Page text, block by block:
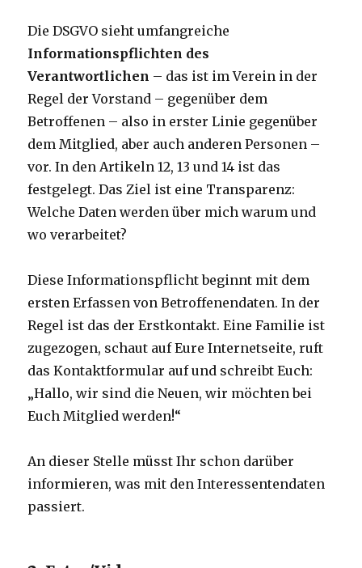
Die DSGVO sieht umfangreiche
Informationspflichten des
Verantwortlichen – das ist im Verein in der
Regel der Vorstand – gegenüber dem
Betroffenen – also in erster Linie gegenüber
dem Mitglied, aber auch anderen Personen –
vor. In den Artikeln 12, 13 und 14 ist das
festgelegt. Das Ziel ist eine Transparenz:
Welche Daten werden über mich warum und
wo verarbeitet?
Diese Informationspflicht beginnt mit dem
ersten Erfassen von Betroffenendaten. In der
Regel ist das der Erstkontakt. Eine Familie ist
zugezogen, schaut auf Eure Internetseite, ruft
das Kontaktformular auf und schreibt Euch:
„Hallo, wir sind die Neuen, wir möchten bei
Euch Mitglied werden!“
An dieser Stelle müsst Ihr schon darüber
informieren, was mit den Interessentendaten
passiert.